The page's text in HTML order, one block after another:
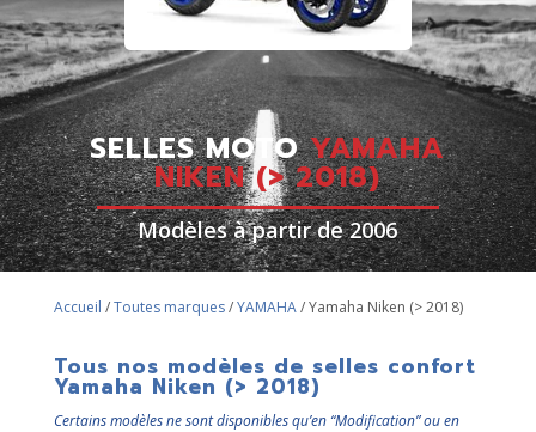
SELLES MOTOYAMAHA
NIKEN (> 2018)
Modèles à partir de 2006
Accueil /Toutes marques/YAMAHA/ Yamaha Niken (> 2018)
Tous nos modèles de selles confort
Yamaha Niken (> 2018)
Certains modèles ne sont disponibles qu’en “Modification” ou en